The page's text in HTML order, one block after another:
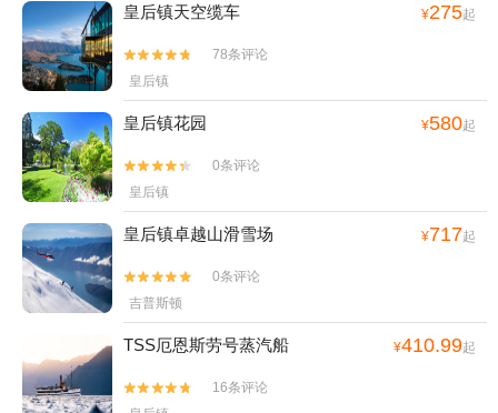
皇后镇天空缆车 ¥275起


78条评论
皇后镇
皇后镇花园 ¥580起


0条评论
皇后镇
皇后镇卓越山滑雪场 ¥717起


0条评论
吉普斯顿
TSS厄恩斯劳号蒸汽船 ¥410.99起


16条评论